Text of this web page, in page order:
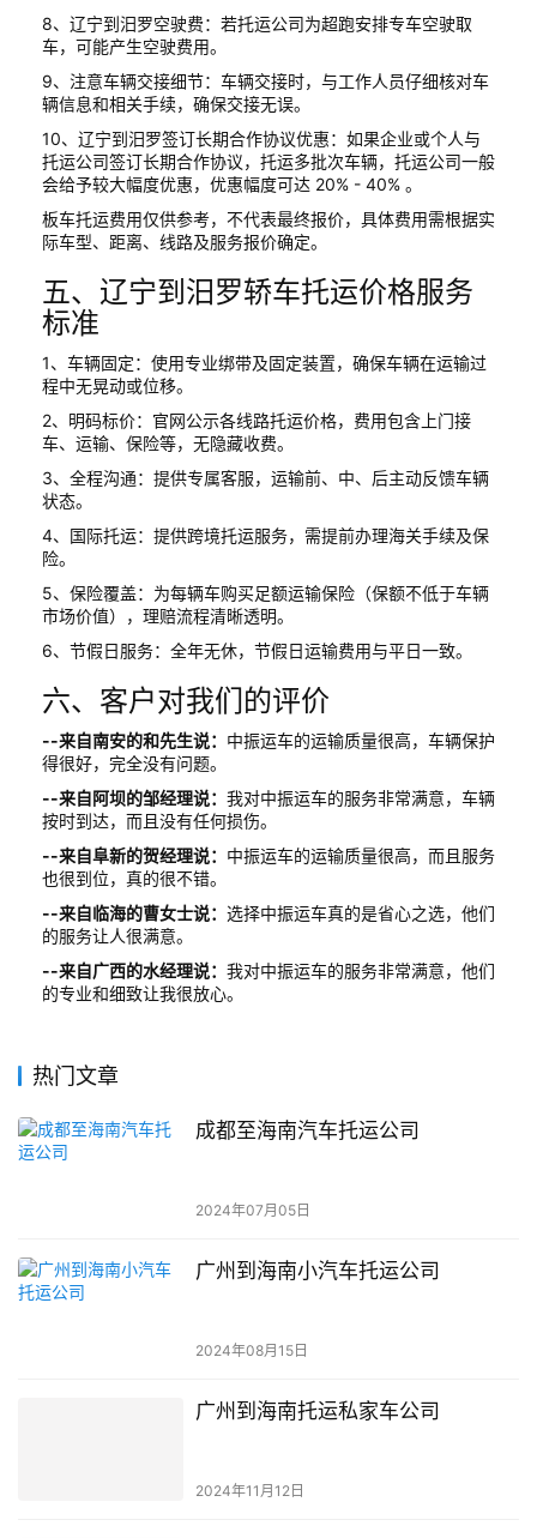
8、辽宁到汨罗空驶费：若托运公司为超跑安排专车空驶取
车，可能产生空驶费用。
9、注意车辆交接细节：车辆交接时，与工作人员仔细核对车
辆信息和相关手续，确保交接无误。
10、辽宁到汨罗签订长期合作协议优惠：如果企业或个人与
托运公司签订长期合作协议，托运多批次车辆，托运公司一般
会给予较大幅度优惠，优惠幅度可达 20% - 40% 。
板车托运费用仅供参考，不代表最终报价，具体费用需根据实
际车型、距离、线路及服务报价确定。
五、辽宁到汨罗轿车托运价格服务
标准
1、车辆固定：使用专业绑带及固定装置，确保车辆在运输过
程中无晃动或位移。
2、明码标价：官网公示各线路托运价格，费用包含上门接
车、运输、保险等，无隐藏收费。
3、全程沟通：提供专属客服，运输前、中、后主动反馈车辆
状态。
4、国际托运：提供跨境托运服务，需提前办理海关手续及保
险。
5、保险覆盖：为每辆车购买足额运输保险（保额不低于车辆
市场价值），理赔流程清晰透明。
6、节假日服务：全年无休，节假日运输费用与平日一致。
六、客户对我们的评价
--来自南安的和先生说： 中振运车的运输质量很高，车辆保护
得很好，完全没有问题。
--来自阿坝的邹经理说： 我对中振运车的服务非常满意，车辆
按时到达，而且没有任何损伤。
--来自阜新的贺经理说： 中振运车的运输质量很高，而且服务
也很到位，真的很不错。
--来自临海的曹女士说： 选择中振运车真的是省心之选，他们
的服务让人很满意。
--来自广西的水经理说： 我对中振运车的服务非常满意，他们
的专业和细致让我很放心。
热门文章
成都至海南汽车托运公司
2024年07月05日
广州到海南小汽车托运公司
2024年08月15日
广州到海南托运私家车公司
2024年11月12日